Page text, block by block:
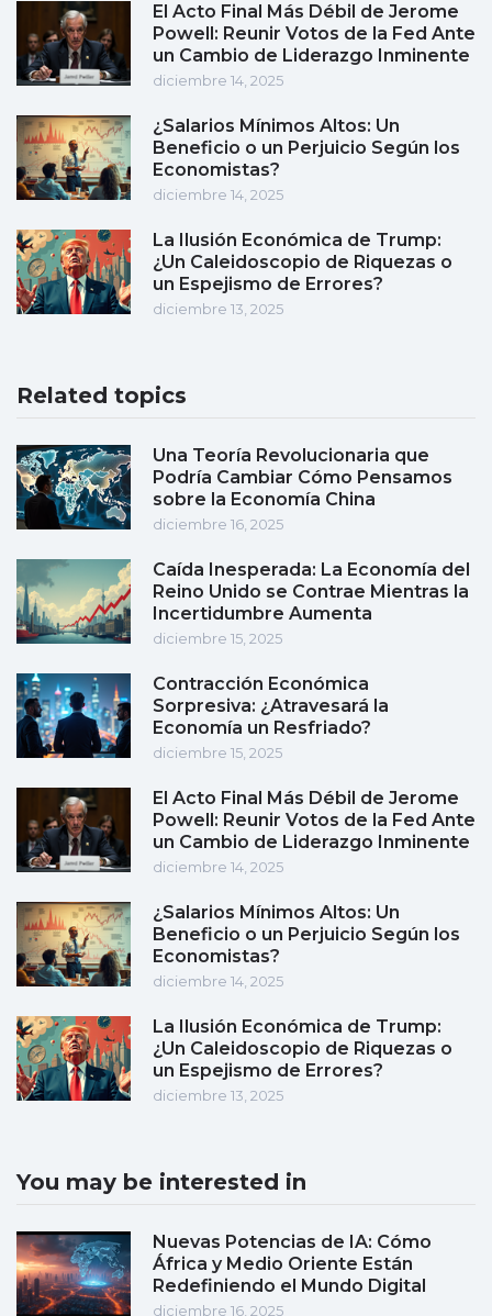
El Acto Final Más Débil de Jerome
Powell: Reunir Votos de la Fed Ante
un Cambio de Liderazgo Inminente
diciembre 14, 2025
¿Salarios Mínimos Altos: Un
Beneficio o un Perjuicio Según los
Economistas?
diciembre 14, 2025
La Ilusión Económica de Trump:
¿Un Caleidoscopio de Riquezas o
un Espejismo de Errores?
diciembre 13, 2025
Related topics
Una Teoría Revolucionaria que
Podría Cambiar Cómo Pensamos
sobre la Economía China
diciembre 16, 2025
Caída Inesperada: La Economía del
Reino Unido se Contrae Mientras la
Incertidumbre Aumenta
diciembre 15, 2025
Contracción Económica
Sorpresiva: ¿Atravesará la
Economía un Resfriado?
diciembre 15, 2025
El Acto Final Más Débil de Jerome
Powell: Reunir Votos de la Fed Ante
un Cambio de Liderazgo Inminente
diciembre 14, 2025
¿Salarios Mínimos Altos: Un
Beneficio o un Perjuicio Según los
Economistas?
diciembre 14, 2025
La Ilusión Económica de Trump:
¿Un Caleidoscopio de Riquezas o
un Espejismo de Errores?
diciembre 13, 2025
You may be interested in
Nuevas Potencias de IA: Cómo
África y Medio Oriente Están
Redefiniendo el Mundo Digital
diciembre 16, 2025